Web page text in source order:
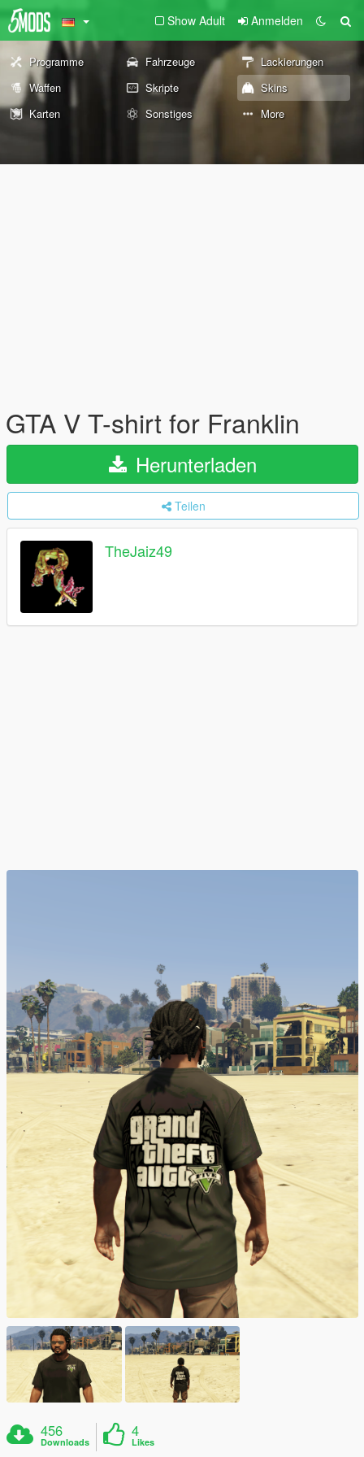
Show Adult Anmelden
Programme Fahrzeuge
Lackierungen
Waffen
Skripte
Skins
Karten
Sonstiges More
GTA V T-shirt for Franklin
Herunterladen
Teilen
TheJaiz49
456
Downloads
4
Likes